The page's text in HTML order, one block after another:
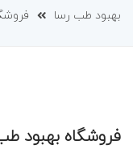
بهبود طب رسا
فروشگاه بهبود